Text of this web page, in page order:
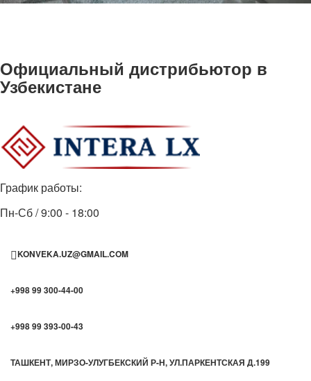
Официальный дистрибьютор в
Узбекистане
График работы:
Пн-Сб / 9:00 - 18:00
KONVEKA.UZ@GMAIL.COM
+998 99 300-44-00
+998 99 393-00-43
ТАШКЕНТ, МИРЗО-УЛУГБЕКСКИЙ Р-Н, УЛ.ПАРКЕНТСКАЯ Д.199